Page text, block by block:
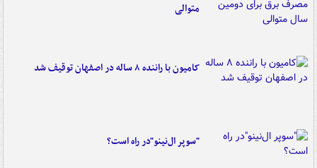
متوالی
کامیون با راننده ۸ ساله در اصفهان توقیف شد
"سوپر ال‌نینو"در راه است؟